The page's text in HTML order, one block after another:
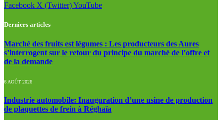
Facebook X (Twitter)YouTube
Derniers articles
Marché des fruits est légumes : Les producteurs des Aures
s’interrogent sur le retour du principe du marché de l’offre et
de la demande
6 AOÛT 2026
Industrie automobile: Inauguration d’une usine de production
de plaquettes de frein à Réghaïa